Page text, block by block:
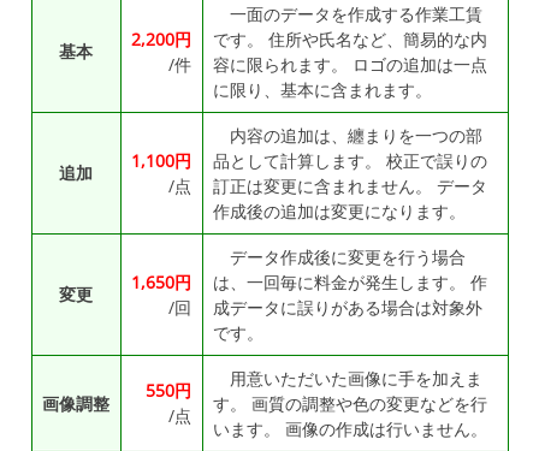
基本
2,200
/件
一面のデータを作成する作業工賃
です。 住所や氏名など、簡易的な内
容に限られます。 ロゴの追加は一点
に限り、基本に含まれます。
追加
1,100
/点
内容の追加は、纏まりを一つの部
品として計算します。 校正で誤りの
訂正は変更に含まれません。 データ
作成後の追加は変更になります。
変更
1,650
/回
データ作成後に変更を行う場合
は、一回毎に料金が発生します。 作
成データに誤りがある場合は対象外
です。
画像調整
550
/点
用意いただいた画像に手を加えま
す。 画質の調整や色の変更などを行
います。 画像の作成は行いません。